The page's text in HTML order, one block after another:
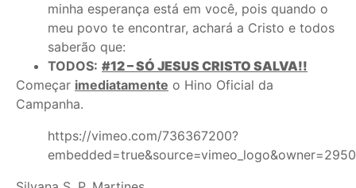
minha esperança está em você, pois quando o
meu povo te encontrar, achará a Cristo e todos
saberão que:
TODOS: #12 – SÓ JESUS CRISTO SALVA!!
Começar imediatamente o Hino Oficial da
Campanha.
https://vimeo.com/736367200?